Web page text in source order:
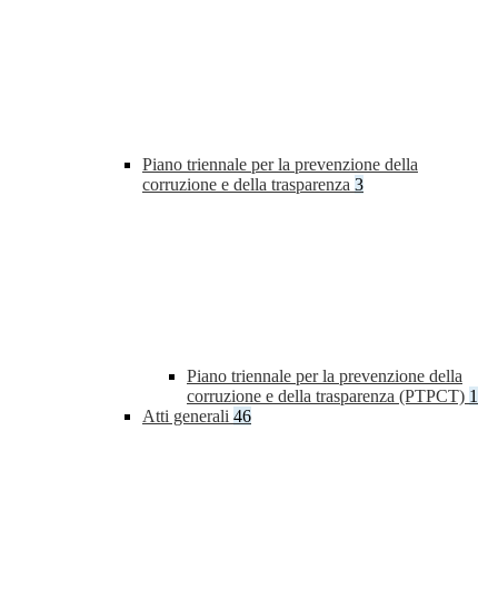
Piano triennale per la prevenzione della
corruzione e della trasparenza 3
Piano triennale per la prevenzione della
corruzione e della trasparenza (PTPCT) 1
Atti generali 46